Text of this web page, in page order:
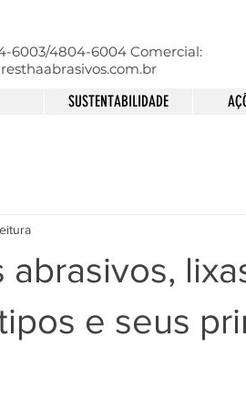
6003/4804-6004 Comercial:
SUSTENTABILIDADE
e seus